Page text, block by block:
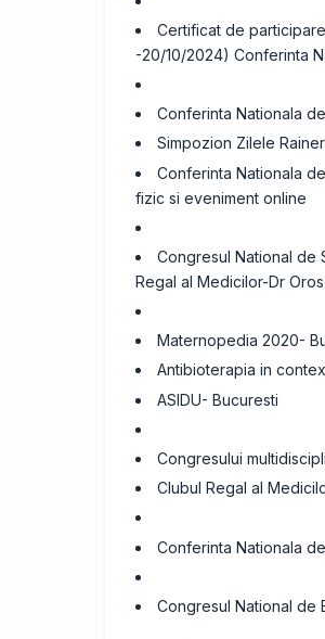
Certificat de
-20/10/2024) Conferinta
Conferinta Nationala
Simpozion Zilele
Conferinta Nationala
fizic si eveniment online
Congresul National de
Regal al Medicilor-Dr Oros
Maternopedia 2020-
Antibioterapia in
ASIDU- Bucuresti
Congresului
Clubul Regal al
Conferinta Nationala
Congresul National de